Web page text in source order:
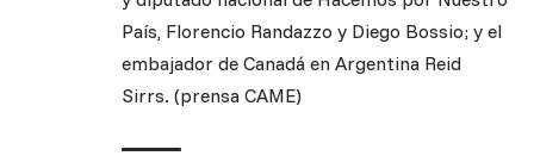
País, Florencio Randazzo y Diego Bossio; y el
embajador de Canadá en Argentina Reid
Sirrs. (prensa CAME)